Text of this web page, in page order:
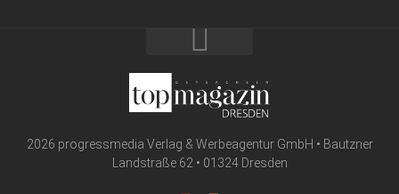
2026 progressmedia Verlag & Werbeagentur GmbH • Bautzner
Landstraße 62 • 01324 Dresden